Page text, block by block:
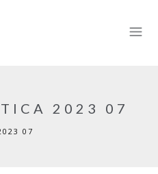
2023 07
07